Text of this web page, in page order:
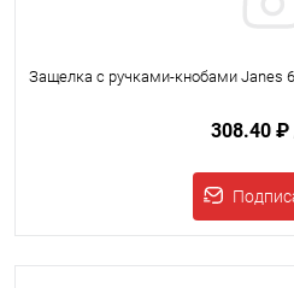
Защелка с ручками-кнобами Janes
308.40 ₽